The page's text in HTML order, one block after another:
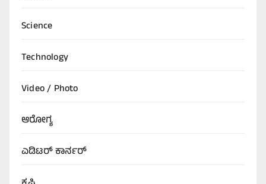
Science
Technology
Video / Photo
ಆರೋಗ್ಯ
ಎಡಿಟರ್‌ ಕಾರ್ನರ್